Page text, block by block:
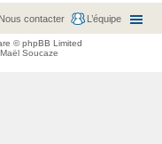
L’équipe
Nous contacter
© phpBB Limited
Maël Soucaze